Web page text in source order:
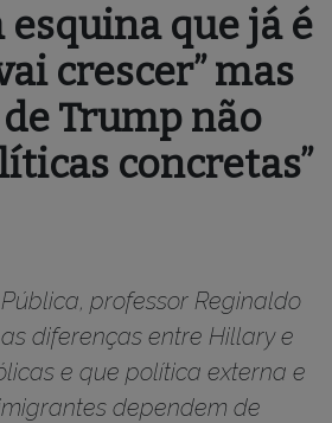
esquina que já é
crescer” mas
Trump não
concretas”
professor Reginaldo
diferenças entre Hillary e
e que política externa e
dependem de